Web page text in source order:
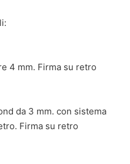
4 mm. Firma su retro
da 3 mm. con sistema
Firma su retro